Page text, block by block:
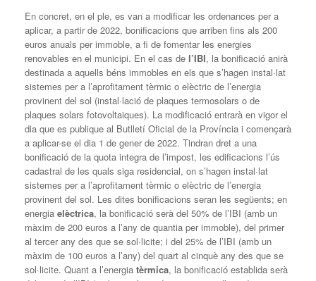
En concret, en el ple, es van a modificar les ordenances per a
aplicar, a partir de 2022, bonificacions que arriben fins als 200
euros anuals per immoble, a fi de fomentar les energies
renovables en el municipi. En el cas de l’IBI, la bonificació anirà
destinada a aquells béns immobles en els que s’hagen instal·lat
sistemes per a l’aprofitament tèrmic o elèctric de l’energia
provinent del sol (instal·lació de plaques termosolars o de
plaques solars fotovoltaiques). La modificació entrarà en vigor el
dia que es publique al Butlletí Oficial de la Província i començarà
a aplicar-se el dia 1 de gener de 2022. Tindran dret a una
bonificació de la quota integra de l’impost, les edificacions l’ús
cadastral de les quals siga residencial, on s’hagen instal·lat
sistemes per a l’aprofitament tèrmic o elèctric de l’energia
provinent del sol. Les dites bonificacions seran les següents; en
energia elèctrica, la bonificació serà del 50% de l’IBI (amb un
màxim de 200 euros a l’any de quantia per immoble), del primer
al tercer any des que se sol·licite; i del 25% de l’IBI (amb un
màxim de 100 euros a l’any) del quart al cinquè any des que se
sol·licite. Quant a l’energia tèrmica, la bonificació establida serà